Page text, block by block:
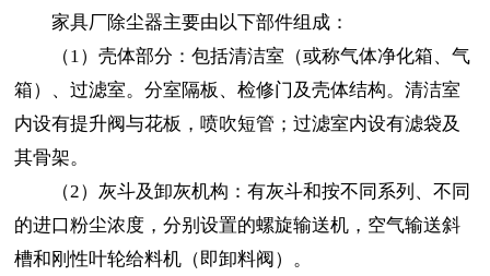
家具厂除尘器主要由以下部件组成：
（1）壳体部分：包括清洁室（或称气体净化箱、气
箱）、过滤室。分室隔板、检修门及壳体结构。清洁室
内设有提升阀与花板，喷吹短管；过滤室内设有滤袋及
其骨架。
（2）灰斗及卸灰机构：有灰斗和按不同系列、不同
的进口粉尘浓度，分别设置的螺旋输送机，空气输送斜
槽和刚性叶轮给料机（即卸料阀）。